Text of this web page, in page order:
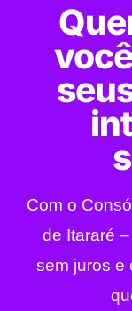
Com o
de Itararé
sem juros e